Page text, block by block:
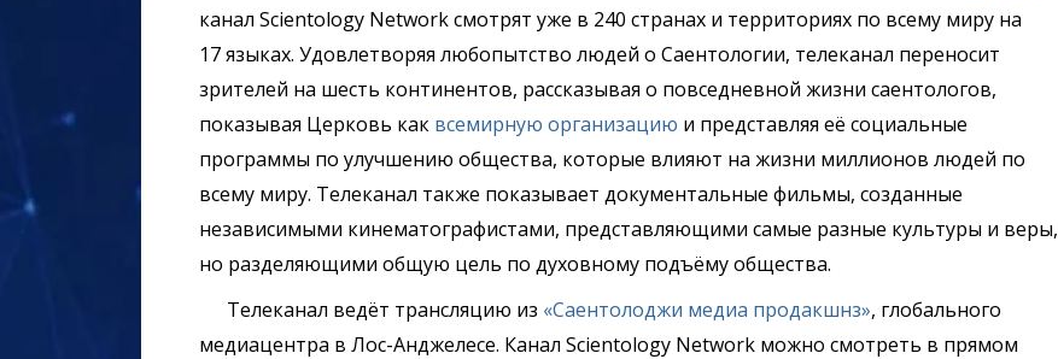
канал Scientology Network смотрят уже в 240 странах и территориях по всему миру на
17 языках. Удовлетворяя любопытство людей о Саентологии, телеканал переносит
зрителей на шесть континентов, рассказывая о повседневной жизни саентологов,
показывая Церковь как всемирную организацию и представляя её социальные
программы по улучшению общества, которые влияют на жизни миллионов людей по
всему миру. Телеканал также показывает документальные фильмы, созданные
независимыми кинематографистами, представляющими самые разные культуры и веры,
но разделяющими общую цель по духовному подъёму общества.
Телеканал ведёт трансляцию из «Саентолоджи медиа продакшнз», глобального
медиацентра в Лос-Анджелесе. Канал Scientology Network можно смотреть в прямом